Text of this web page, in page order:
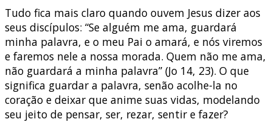
Tudo fica mais claro quando ouvem Jesus dizer aos
seus discípulos: “Se alguém me ama, guardará
minha palavra, e o meu Pai o amará, e nós viremos
e faremos nele a nossa morada. Quem não me ama,
não guardará a minha palavra” (Jo 14, 23). O que
significa guardar a palavra, senão acolhe-la no
coração e deixar que anime suas vidas, modelando
seu jeito de pensar, ser, rezar, sentir e fazer?